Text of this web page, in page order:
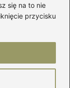
się na to nie
przycisku